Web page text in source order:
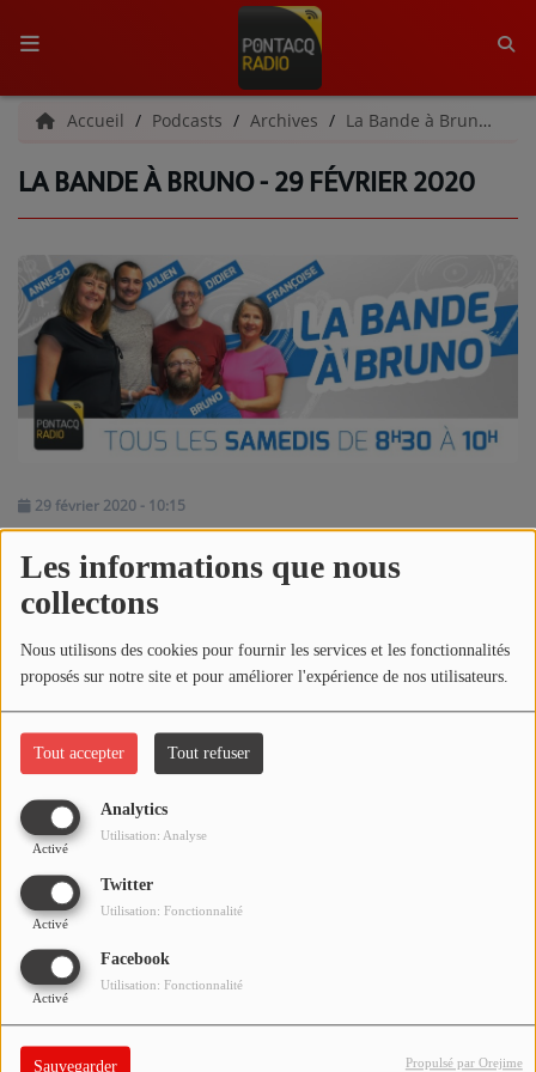
Les informations que nous
collectons
Nous utilisons des cookies pour fournir les services et les fonctionnalités
proposés sur notre site et pour améliorer l'expérience de nos utilisateurs.
Tout accepter Tout refuser
Analytics
Activé
Utilisation: Analyse
Twitter
Activé
Utilisation: Fonctionnalité
Facebook
Activé
Utilisation: Fonctionnalité
Sauvegarder Propulsé par Orejime
ACCUEIL
RADIO
L'ÉQUIPE
GRILLE DES PROGRAMMES
C'ÉTAIT QUOI CE TITRE ?
MÉDIAS
PODCASTS - SAISON 2026/2027
NOS PROGRAMMES COURTS
ARCHIVES - SAISONS PASSÉES
VOS ÉMISSIONS EN IMAGES
PHOTOS
ANNONCEURS & ESPACE PRO
VOTRE PUBLICITÉ SUR PONTACQ RADIO
LOCATION DE STUDIOS
ÉDUCATION AUX MÉDIAS ET À
L'INFORMATION
EN QUOI ÇA CONSISTE ?
ÉCOUTEZ LES PRODUCTIONS
Accueil Podcasts Archives La Bande à Bruno | Archives
LA BANDE À BRUNO - 29 FÉVRIER 2020
29 février 2020 - 10:15
Écouter le podcast
Télécharger le podcast
Réécoutez l'émission LA BANDE À BRUNO du samedi 29
février 2020 !